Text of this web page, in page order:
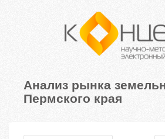
Анализ рынка
Пермского края